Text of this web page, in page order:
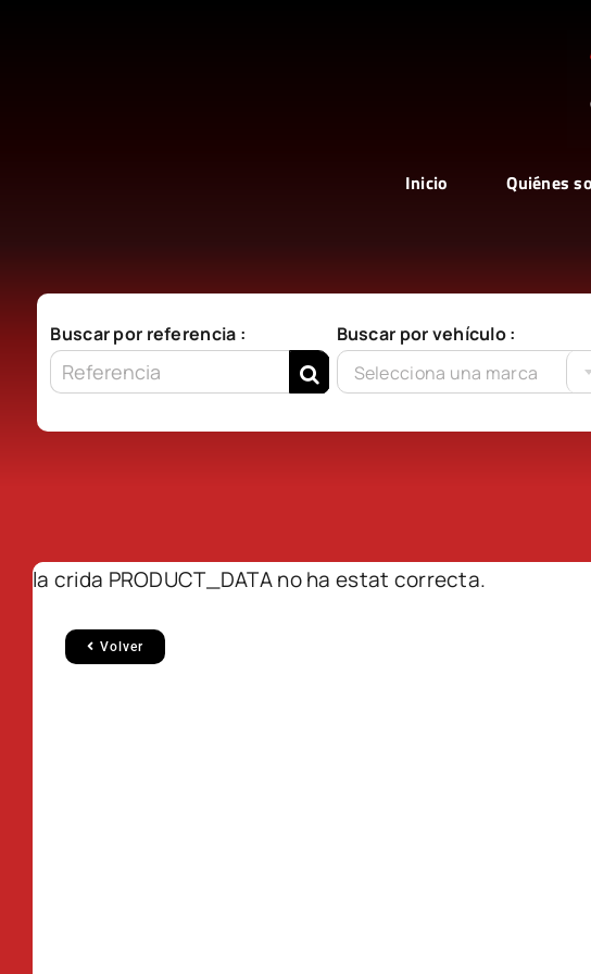
Inicio Quiénes
Buscar por referencia :
Buscar por vehículo :
Selecciona una marca
la crida PRODUCT_DATA no ha estat correcta.
Volver